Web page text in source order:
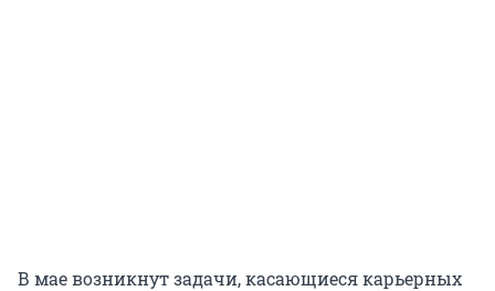
В мае возникнут задачи, касающиеся карьерных